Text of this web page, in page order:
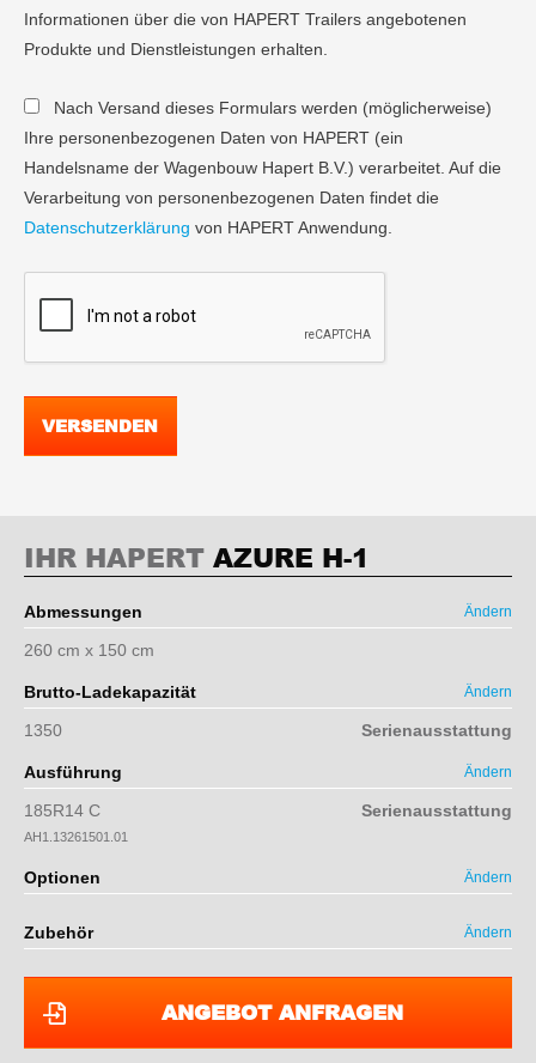
Informationen über die von HAPERT Trailers angebotenen
Produkte und Dienstleistungen erhalten.
Nach Versand dieses Formulars werden (möglicherweise)
Ihre personenbezogenen Daten von HAPERT (ein
Handelsname der Wagenbouw Hapert B.V.) verarbeitet. Auf die
Verarbeitung von personenbezogenen Daten findet die
Datenschutzerklärung von HAPERT Anwendung.
VERSENDEN
IHR HAPERT AZURE H-1
Abmessungen Ändern
260 cm x 150 cm
Brutto-Ladekapazität Ändern
1350 Serienausstattung
Ausführung Ändern
Serienausstattung
185R14 C
AH1.13261501.01
Optionen Ändern
Zubehör Ändern
ANGEBOT ANFRAGEN